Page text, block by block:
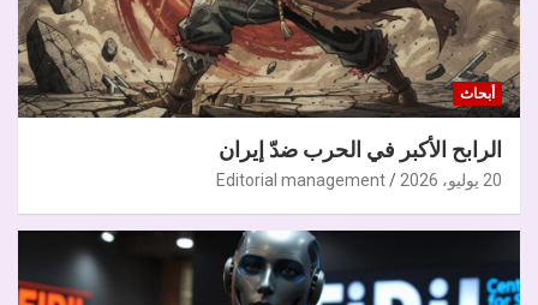
أبحاث
الرابح الأكبر في الحرب ضدّ إيران
20 يوليو، 2026 Editorial management